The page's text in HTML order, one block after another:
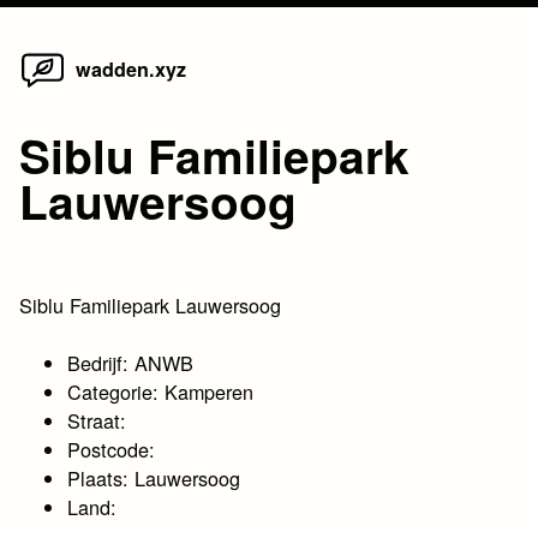
Skip
wadden.xyz
Siblu Familiepark
Lauwersoog
Siblu Familiepark Lauwersoog
Bedrijf: ANWB
Categorie: Kamperen
Straat:
Postcode:
Plaats: Lauwersoog
Land: